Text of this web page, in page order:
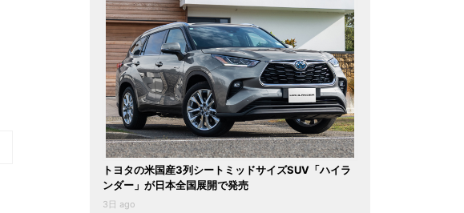
トヨタの米国産3列シートミッドサイズSUV「ハイラ
ンダー」が日本全国展開で発売
3日 ago